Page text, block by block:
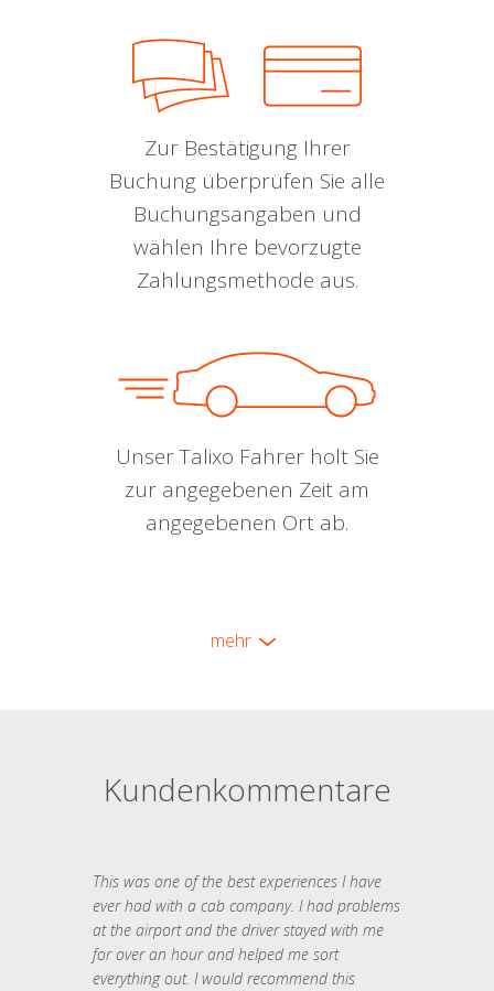
Zur Bestätigung Ihrer
Buchung überprüfen Sie alle
Buchungsangaben und
wählen Ihre bevorzugte
Zahlungsmethode aus.
Unser Talixo Fahrer holt Sie
zur angegebenen Zeit am
angegebenen Ort ab.
mehr
Kundenkommentare
This was one of the best experiences I have
ever had with a cab company. I had problems
at the airport and the driver stayed with me
for over an hour and helped me sort
everything out. I would recommend this